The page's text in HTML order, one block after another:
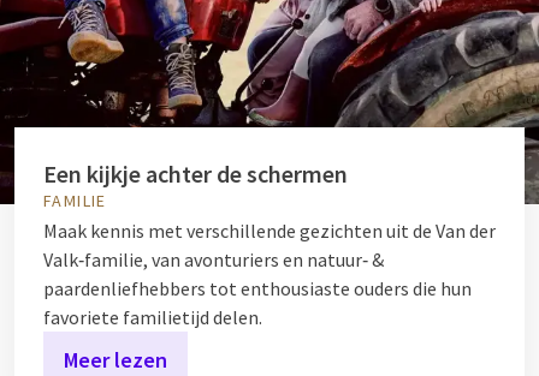
Een kijkje achter de schermen
FAMILIE
Maak kennis met verschillende gezichten uit de Van der
Valk‑familie, van avonturiers en natuur‑ &
paardenliefhebbers tot enthousiaste ouders die hun
favoriete familietijd delen.
Meer lezen